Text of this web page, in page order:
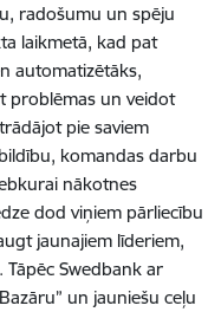
radošumu un spēju
laikmetā, kad pat
automatizētāks,
problēmas un veidot
pie saviem
komandas darbu
nākotnes
dod viņiem pārliecību
jaunajiem līderiem,
Swedbank ar
un jauniešu ceļu